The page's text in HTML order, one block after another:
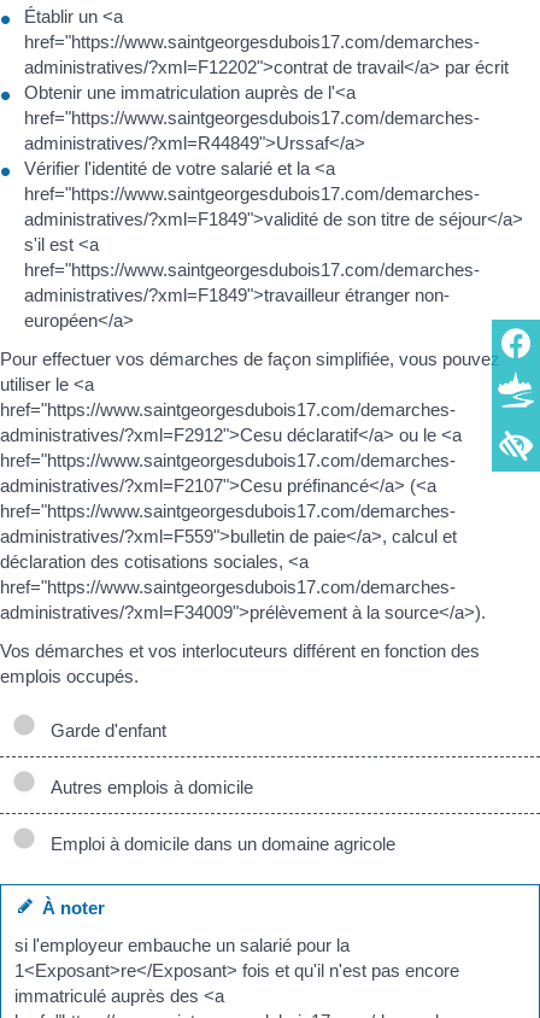
Établir un <a
href="https://www.saintgeorgesdubois17.com/demarches-
administratives/?xml=F12202">contrat de travail</a> par écrit
Obtenir une immatriculation auprès de l'<a
href="https://www.saintgeorgesdubois17.com/demarches-
administratives/?xml=R44849">Urssaf</a>
Vérifier l'identité de votre salarié et la <a
href="https://www.saintgeorgesdubois17.com/demarches-
administratives/?xml=F1849">validité de son titre de séjour</a>
s'il est <a
href="https://www.saintgeorgesdubois17.com/demarches-
administratives/?xml=F1849">travailleur étranger non-
européen</a>
Pour effectuer vos démarches de façon simplifiée, vous pouvez
utiliser le <a
href="https://www.saintgeorgesdubois17.com/demarches-
administratives/?xml=F2912">Cesu déclaratif</a> ou le <a
href="https://www.saintgeorgesdubois17.com/demarches-
administratives/?xml=F2107">Cesu préfinancé</a> (<a
href="https://www.saintgeorgesdubois17.com/demarches-
administratives/?xml=F559">bulletin de paie</a>, calcul et
déclaration des cotisations sociales, <a
href="https://www.saintgeorgesdubois17.com/demarches-
administratives/?xml=F34009">prélèvement à la source</a>).
Vos démarches et vos interlocuteurs différent en fonction des
emplois occupés.
Garde d'enfant
Autres emplois à domicile
Emploi à domicile dans un domaine agricole
À noter
si l'employeur embauche un salarié pour la
1<Exposant>re</Exposant> fois et qu'il n'est pas encore
immatriculé auprès des <a